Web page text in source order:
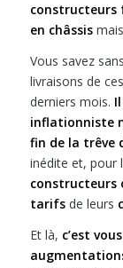
constructeurs
en châssis
Vous savez
livraisons de
derniers mois.
inflationniste
fin de la trêve
inédite et, pour
constructeurs
tarifsde leurs
Et là, c’est